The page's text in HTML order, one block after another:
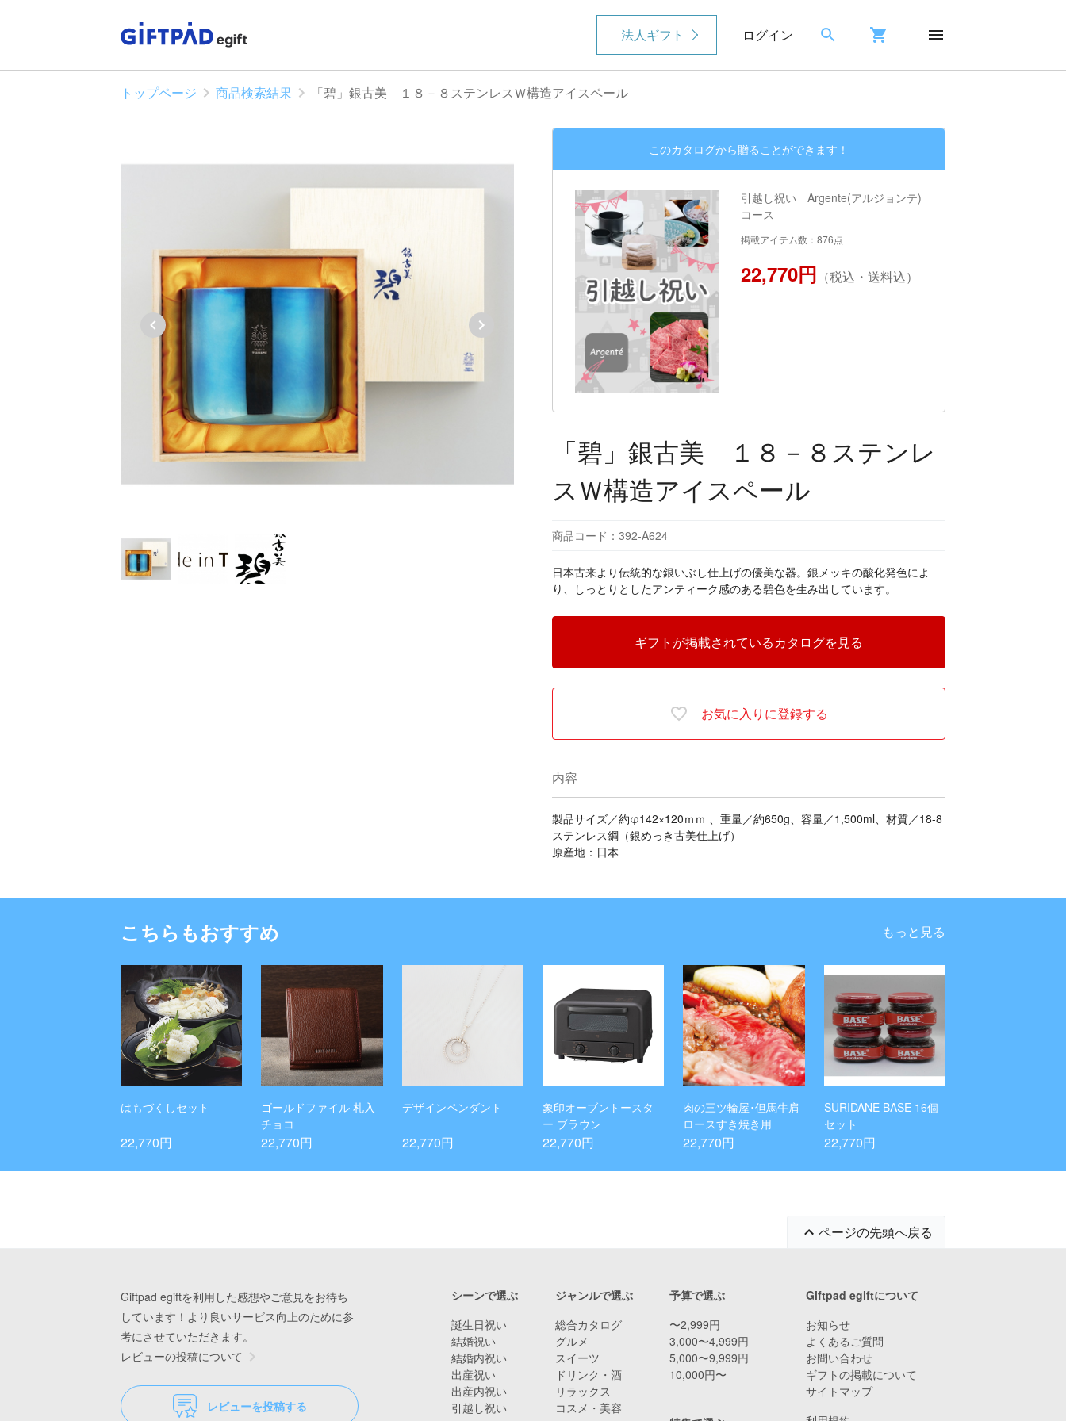
法人ギフト ログイン
トップページ 商品検索結果 「碧」銀古美 １８－８ステンレスＷ構造アイスペール
このカタログから贈ることができます！
引越し祝い Argente(アルジョンテ)
コース
掲載アイテム数：876点
22,770円 （税込・送料込）
「碧」銀古美 １８－８ステンレ
スＷ構造アイスペール
商品コード：392-A624
日本古来より伝統的な銀いぶし仕上げの優美な器。銀メッキの酸化発色によ
り、しっとりとしたアンティーク感のある碧色を生み出しています。
ギフトが掲載されているカタログを見る
お気に入りに登録する
内容
製品サイズ／約φ142×120ｍｍ 、重量／約650g、容量／1,500ml、材質／18-8
ステンレス綱（銀めっき古美仕上げ）
原産地：日本
こちらもおすすめ もっと見る
はもづくしセット
22,770円
ゴールドファイル 札入
チョコ
22,770円
デザインペンダント
22,770円
象印オーブントースタ
ー ブラウン
22,770円
肉の三ツ輪屋･但馬牛肩
ロースすき焼き用
22,770円
SURIDANE BASE 16個
セット
22,770円
ページの先頭へ戻る
Giftpad egiftを利用した感想やご意見をお待ち
しています！より良いサービス向上のために参
考にさせていただきます。
レビューの投稿について
レビューを投稿する
シーンで選ぶ
誕生日祝い
結婚祝い
結婚内祝い
出産祝い
出産内祝い
引越し祝い
予算で選ぶ
〜2,999円
3,000〜4,999円
5,000〜9,999円
10,000円〜
ジャンルで選ぶ
総合カタログ
グルメ
スイーツ
ドリンク・酒
リラックス
コスメ・美容
Giftpad egiftについて
お知らせ
よくあるご質問
お問い合わせ
ギフトの掲載について
サイトマップ